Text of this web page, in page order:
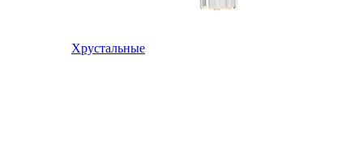
Хрустальные